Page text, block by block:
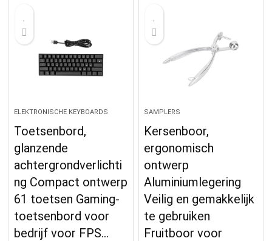
ELEKTRONISCHE KEYBOARDS
Toetsenbord,
glanzende
achtergrondverlichti
ng Compact ontwerp
61 toetsen Gaming-
toetsenbord voor
bedrijf voor FPS…
SAMPLERS
Kersenboor,
ergonomisch
ontwerp
Aluminiumlegering
Veilig en gemakkelijk
te gebruiken
Fruitboor voor